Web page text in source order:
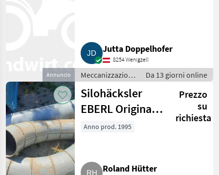
Annuncio
Jutta Doppelhofer
8254 Wenigzell
Meccanizzazione
interna /
Fienagione
Da 13 giorni online
Silohäcksler
EBERL Original
2.500
Prezzo
su
richiesta
Anno prod. 1995
Roland Hütter